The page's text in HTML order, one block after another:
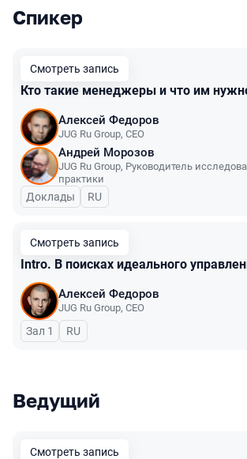
Выступления в сезоне
Спикер
Смотреть запись
Кто такие менеджеры и что им
Алексей Федоров
JUG Ru Group, CEO
Андрей Морозов
JUG Ru Group, Руководитель
практики
Доклады На русском языке
RU
Смотреть запись
Intro. В поисках идеального
Алексей Федоров
JUG Ru Group, CEO
Зал 1 На русском языке
RU
Ведущий
Смотреть запись